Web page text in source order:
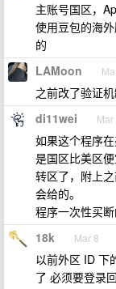
主账号国区，
使用豆包的海
的
LAMoon
之前改了验证
di11wei Mar
如果这个程序
是国区比美区
转区了，附上
会给的。
程序一次性买
18k Mar 8
以前外区 ID 下
了 必须要登录